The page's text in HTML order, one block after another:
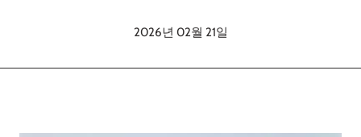
2026년 02월 21일